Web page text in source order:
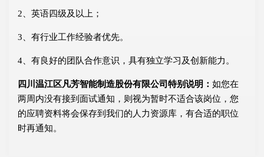
2、英语四级及以上；
3、有行业工作经验者优先。
4、有良好的团队合作意识，具有独立学习及创新能力。
四川温江区凡芳智能制造股份有限公司特别说明： 如您在
两周内没有接到面试通知，则视为暂时不适合该岗位，您
的应聘资料将会保存到我们的人力资源库，有合适的职位
时再通知。